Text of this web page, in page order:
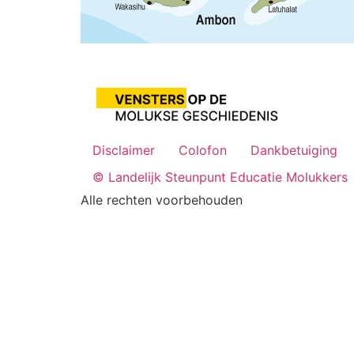
Disclaimer Colofon
Dankbetuiging
© Landelijk Steunpunt Educatie Molukkers
Alle rechten voorbehouden